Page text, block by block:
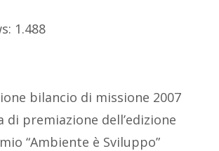
1.488
bilancio di missione 2007
di premiazione dell’edizione
“Ambiente è Sviluppo”